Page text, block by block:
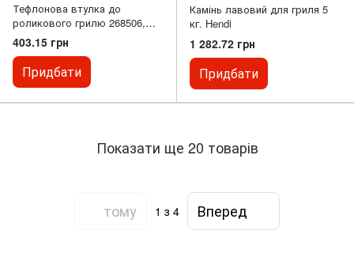
Тефлонова втулка до
роликового грилю 268506,
268605, 268704, 268735
403.15 грн
Придбати
Камінь лавовий для гриля 5
кг. Hendi
1 282.72 грн
Придбати
Показати ще 20 товарів
тому 1 з 4 Вперед